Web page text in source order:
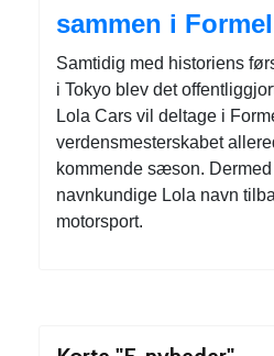
sammen i
Samtidig med historiens
i Tokyo blev det
Lola Cars vil deltage i
verdensmesterskabet
kommende sæson.
navnkundige Lola navn
motorsport.